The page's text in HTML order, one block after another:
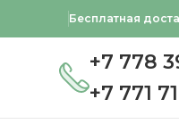
Бесплатная
+7 778
+7 771